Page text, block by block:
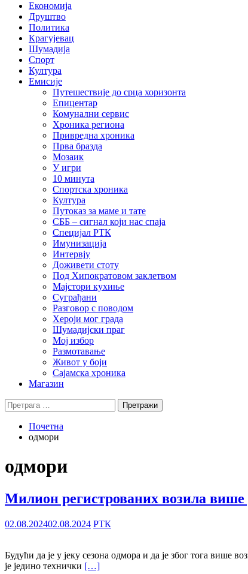
Економија
Друштво
Политика
Крагујевац
Шумадија
Спорт
Култура
Емисије
Путешествије до срца хоризонта
Епицентар
Комунални сервис
Хроника региона
Привредна хроника
Прва бразда
Мозаик
У игри
10 минута
Спортска хроника
Култура
Путоказ за маме и тате
СББ – сигнал који нас спаја
Специјал РТК
Имунизација
Интервју
Доживети стоту
Под Хипократовом заклетвом
Мајстори кухиње
Суграђани
Разговор с поводом
Хероји мог града
Шумадијски праг
Мој избор
Размотавање
Живот у боји
Сајамска хроника
Магазин
Претрага
за:
Почетна
одмори
одмори
Милион регистрованих возила више
02.08.202402.08.2024 РТК
Будући да је у јеку сезона одмора и да је због тога више
је једино технички […]